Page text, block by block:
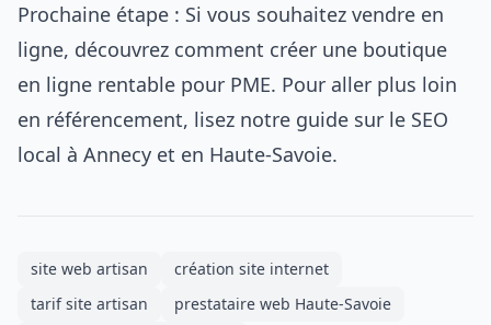
Prochaine étape : Si vous souhaitez vendre en
ligne, découvrez comment créer une boutique
en ligne rentable pour PME. Pour aller plus loin
en référencement, lisez notre guide sur le SEO
local à Annecy et en Haute-Savoie.
site web artisan
création site internet
tarif site artisan
prestataire web Haute-Savoie